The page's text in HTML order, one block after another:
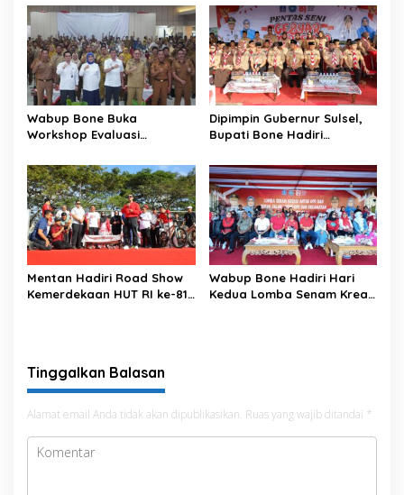
Wabup Bone Buka
Workshop Evaluasi
Pembangunan Desa
Dipimpin Gubernur Sulsel,
Bupati Bone Hadiri
Ponre
Mentan Hadiri Road Show
Kemerdekaan HUT RI ke-81
Wabup Bone Hadiri Hari
Kedua Lomba Senam Kreasi
Tinggalkan Balasan
Alamat email Anda tidak akan dipublikasikan. Ruas yang wajib ditandai *